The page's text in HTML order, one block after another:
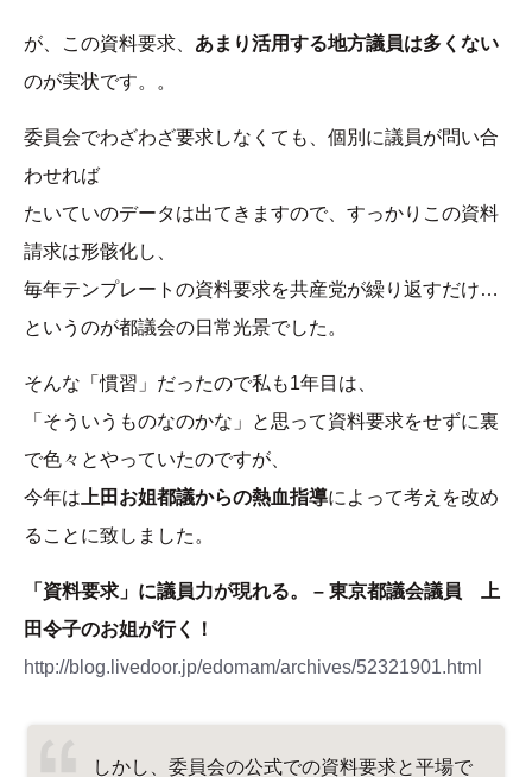
が、この資料要求、 あまり活用する地方議員は多くない
のが実状です。。
委員会でわざわざ要求しなくても、個別に議員が問い合
わせれば
たいていのデータは出てきますので、すっかりこの資料
請求は形骸化し、
毎年テンプレートの資料要求を共産党が繰り返すだけ…
というのが都議会の日常光景でした。
そんな「慣習」だったので私も1年目は、
「そういうものなのかな」と思って資料要求をせずに裏
で色々とやっていたのですが、
今年は 上田お姐都議からの熱血指導によって考えを改め
ることに致しました。
「資料要求」に議員力が現れる。 – 東京都議会議員 上
田令子のお姐が行く！
http://blog.livedoor.jp/edomam/archives/52321901.html
しかし、委員会の公式での資料要求と平場で